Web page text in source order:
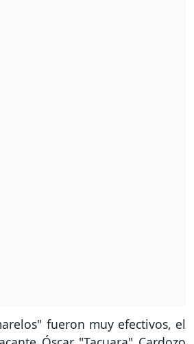
fueron muy efectivos, el